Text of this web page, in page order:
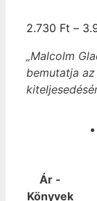
2.730 Ft –
„Malcolm
bemutatja
Ár -
Könyvek